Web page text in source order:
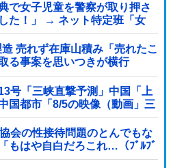
で女子児童を警察が取り押さ
た！」 → ネット特定班「女
は？」
売れず在庫山積み「売れたこ
る事案を思いつきが横行
号「三峡直撃予測」中国「上
国都市「8/5の映像（動画」三
機」中国「下流大水害（震え
会の性接待問題のとんでもな
はや自白だろこれ…（ﾌﾞﾙﾌﾞ